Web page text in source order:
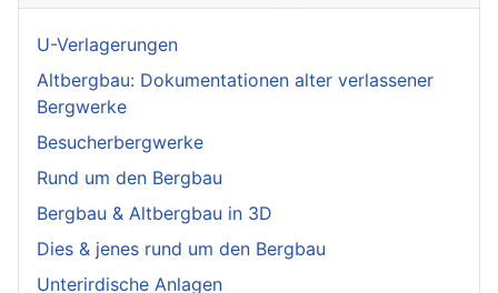
U-Verlagerungen
Altbergbau: Dokumentationen alter verlassener
Bergwerke
Besucherbergwerke
Rund um den Bergbau
Bergbau & Altbergbau in 3D
Dies & jenes rund um den Bergbau
Unterirdische Anlagen